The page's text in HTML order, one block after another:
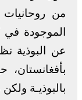
من
الموجودة
عن البوذية
بأفغانستان،
بالبوذيـة